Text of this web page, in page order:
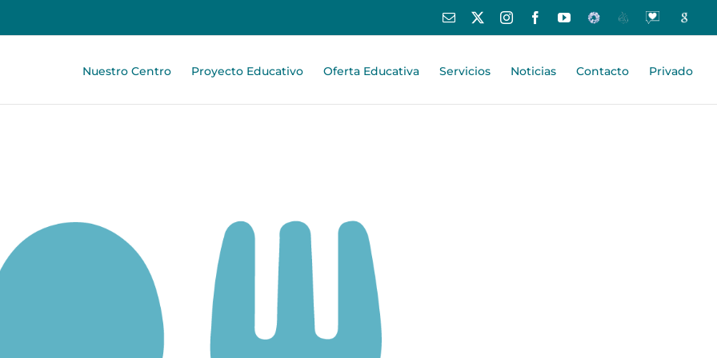
CorreoX InstagramFacebookYouTube
EducamosCentros
Centro
OracionesGoogle
Nuestro Centro Proyecto Educativo Oferta Educativa Servicios Noticias Contacto Privado